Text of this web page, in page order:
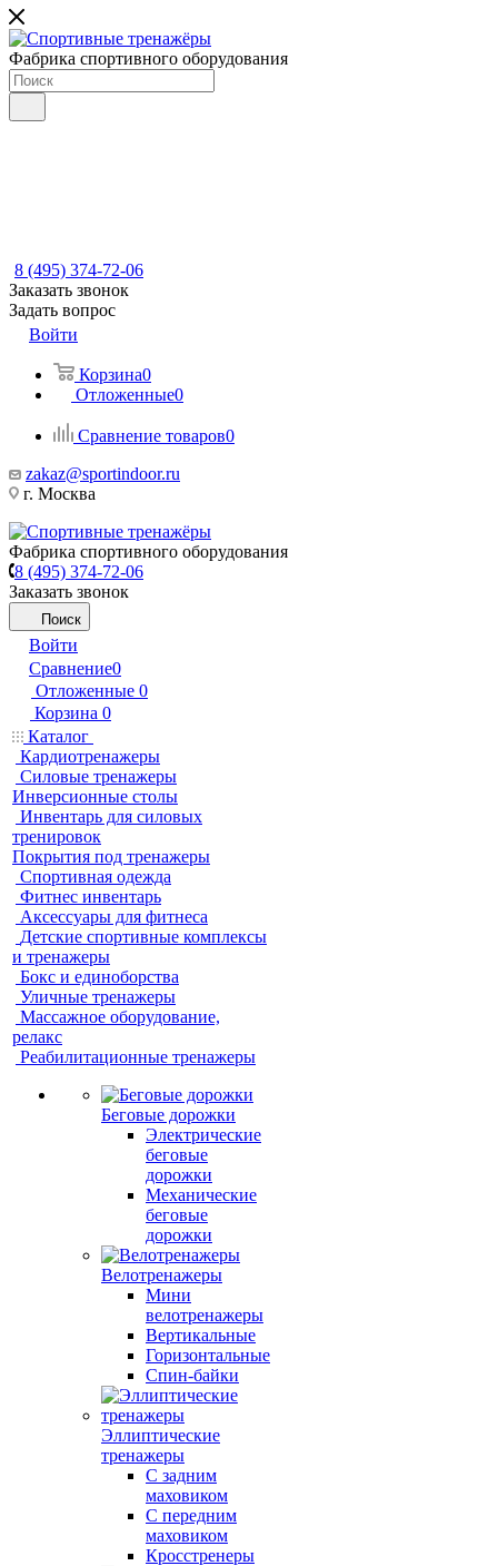
Фабрика спортивного оборудования
8 (495) 374-72-06
Заказать звонок
Задать вопрос
Войти
Корзина0
Отложенные0
Сравнение товаров0
zakaz@sportindoor.ru
г. Москва
Фабрика спортивного оборудования
8 (495) 374-72-06
Заказать звонок
Поиск
Войти
Сравнение0
Отложенные 0
Корзина 0
Каталог
Кардиотренажеры
Силовые тренажеры
Инверсионные столы
Инвентарь для силовых
тренировок
Покрытия под тренажеры
Спортивная одежда
Фитнес инвентарь
Аксессуары для фитнеса
Детские спортивные комплексы
и тренажеры
Бокс и единоборства
Уличные тренажеры
Массажное оборудование,
релакс
Реабилитационные тренажеры
Беговые дорожки
Электрические
беговые
дорожки
Механические
беговые
дорожки
Велотренажеры
Мини
велотренажеры
Вертикальные
Горизонтальные
Спин-байки
Эллиптические
тренажеры
С задним
маховиком
С передним
маховиком
Кросстренеры